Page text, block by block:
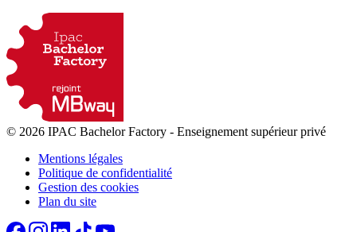
© 2026 IPAC Bachelor Factory - Enseignement supérieur privé
Mentions légales
Politique de confidentialité
Gestion des cookies
Plan du site